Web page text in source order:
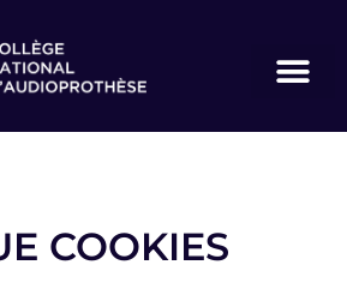
COOKIES